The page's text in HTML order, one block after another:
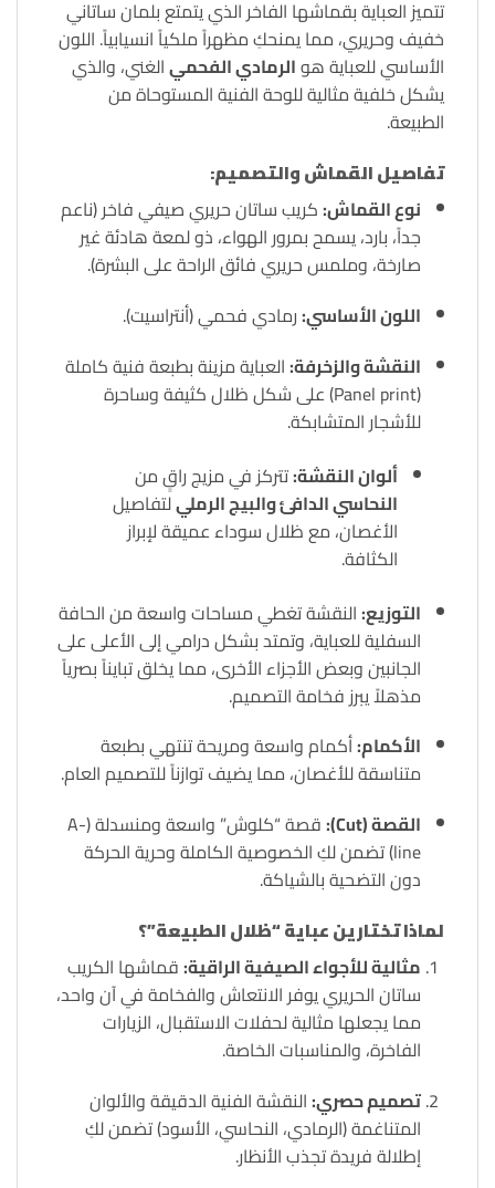
تتميز العباية بقماشها الفاخر الذي يتمتع بلمان ساتاني
خفيف وحريري، مما يمنحكِ مظهراً ملكياً انسيابياً. اللون
الأساسي للعباية هوالرمادي الفحميالغني، والذي
يشكل خلفية مثالية للوحة الفنية المستوحاة من
الطبيعة.
تفاصيل القماش والتصميم:
نوع القماش:كريب ساتان حريري صيفي فاخر (ناعم
جداً، بارد، يسمح بمرور الهواء، ذو لمعة هادئة غير
صارخة، وملمس حريري فائق الراحة على البشرة).
اللون الأساسي:رمادي فحمي (أنتراسيت).
النقشة والزخرفة:العباية مزينة بطبعة فنية كاملة
(Panel print) على شكل ظلال كثيفة وساحرة
للأشجار المتشابكة.
ألوان النقشة:تتركز في مزيج راقٍ من
النحاسي الدافئ والبيج الرمليلتفاصيل
الأغصان، مع ظلال سوداء عميقة لإبراز
الكثافة.
التوزيع:النقشة تغطي مساحات واسعة من الحافة
السفلية للعباية، وتمتد بشكل درامي إلى الأعلى على
الجانبين وبعض الأجزاء الأخرى، مما يخلق تبايناً بصرياً
مذهلاً يبرز فخامة التصميم.
الأكمام:أكمام واسعة ومريحة تنتهي بطبعة
متناسقة للأغصان، مما يضيف توازناً للتصميم العام.
القصة (Cut):
قصة “كلوش” واسعة ومنسدلة (A-
line) تضمن لكِ الخصوصية الكاملة وحرية الحركة
دون التضحية بالشياكة.
لماذا تختارين عباية “ظلال الطبيعة”؟
مثالية للأجواء الصيفية الراقية:قماشها الكريب
ساتان الحريري يوفر الانتعاش والفخامة في آن واحد،
مما يجعلها مثالية لحفلات الاستقبال، الزيارات
الفاخرة، والمناسبات الخاصة.
تصميم حصري:النقشة الفنية الدقيقة والألوان
المتناغمة (الرمادي، النحاسي، الأسود) تضمن لكِ
إطلالة فريدة تجذب الأنظار.